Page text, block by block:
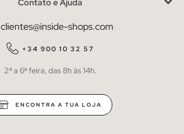
Contato e Ajuda
clientes@inside-shops.com
+34 900 10 32 57
2ª a 6ª feira, das 8h às 14h.
ENCONTRA A TUA LOJA